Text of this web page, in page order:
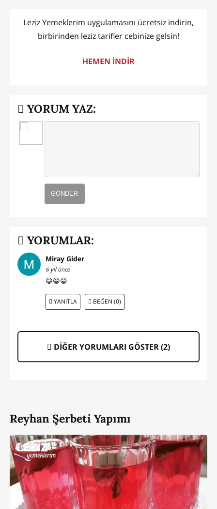
Leziz Yemeklerim uygulamasını ücretsiz indirin,
birbirinden leziz tarifler cebinize gelsin!
HEMEN İNDİR
YORUM YAZ:
GÖNDER
YORUMLAR:
Miray Gider
6 yıl önce
😀😀😀
YANITLA BEĞEN (0)
DİĞER YORUMLARI GÖSTER (2)
Reyhan Şerbeti Yapımı